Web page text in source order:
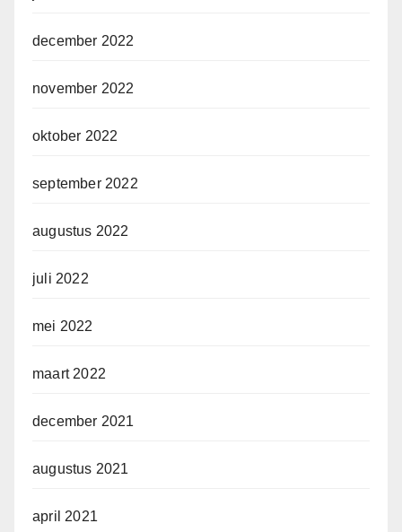
december 2022
november 2022
oktober 2022
september 2022
augustus 2022
juli 2022
mei 2022
maart 2022
december 2021
augustus 2021
april 2021